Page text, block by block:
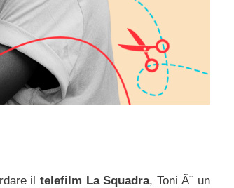
il telefilm La Squadra, Toni Ã¨ un